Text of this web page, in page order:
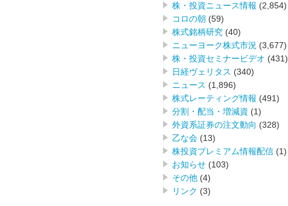
株・投資ニュース情報 (2,854)
コロの朝 (59)
株式銘柄研究 (40)
ニューヨーク株式市況 (3,677)
株・投資セミナービデオ (431)
日経ヴェリタス (340)
ニュース (1,896)
株式レーティング情報 (491)
分割・配当・増減資 (1)
外資系証券の注文動向 (328)
乙な会 (13)
株投資プレミアム情報配信 (1)
お知らせ (103)
その他 (4)
リンク (3)